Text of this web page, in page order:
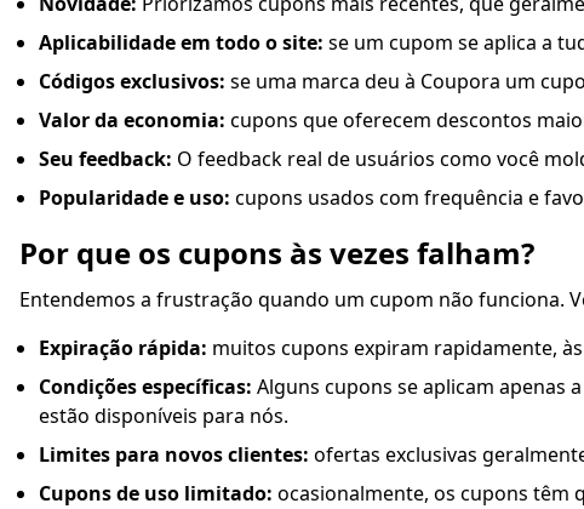
Aplicabilidade em todo o site: se um cupom se aplica a
Códigos exclusivos: se uma marca deu à Coupora um
Valor da economia: cupons que oferecem descontos
Seu feedback: O feedback real de usuários como você
Popularidade e uso: cupons usados com frequência e
Por que os cupons às vezes falham?
Entendemos a frustração quando um cupom não funciona.
Expiração rápida: muitos cupons expiram rapidamente,
Condições específicas: Alguns cupons se aplicam apenas
estão disponíveis para nós.
Limites para novos clientes: ofertas exclusivas
Cupons de uso limitado: ocasionalmente, os cupons têm